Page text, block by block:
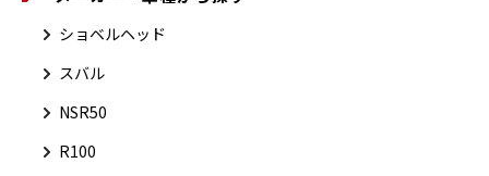
ショベルヘッド
スバル
NSR50
R100